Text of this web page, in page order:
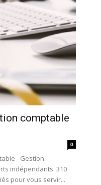
comptable
0
- Gestion
indépendants. 310
pour vous servir...